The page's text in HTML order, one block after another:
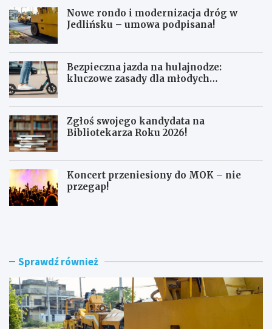
Nowe rondo i modernizacja dróg w
Jedlińsku – umowa podpisana!
Bezpieczna jazda na hulajnodze:
kluczowe zasady dla młodych
Zgłoś swojego kandydata na
Bibliotekarza Roku 2026!
Koncert przeniesiony do MOK – nie
przegap!
N
o
d
o
i
m
B
e
z
n
a
j
Sprawdź również